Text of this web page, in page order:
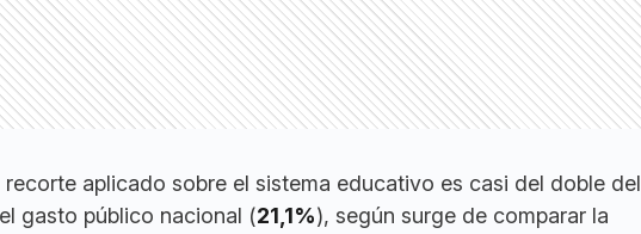
recorte aplicado sobre el sistema educativo es casi del doble del
gasto público nacional (21,1%), según surge de comparar la